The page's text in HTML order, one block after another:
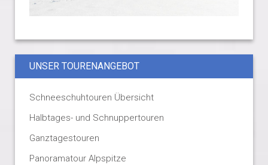
UNSER TOURENANGEBOT
Schneeschuhtouren Übersicht
Halbtages- und Schnuppertouren
Ganztagestouren
Panoramatour Alpspitze